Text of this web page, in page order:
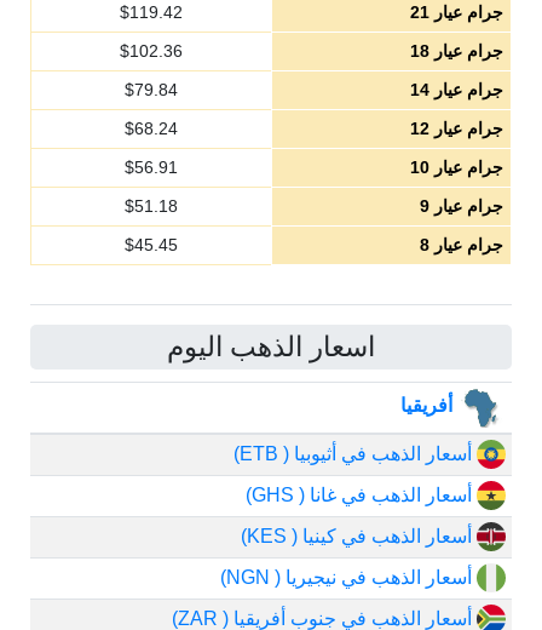
جرام عيار 21
$119.42
جرام عيار 18
$102.36
جرام عيار 14
$79.84
جرام عيار 12
$68.24
جرام عيار 10
$56.91
جرام عيار 9
$51.18
جرام عيار 8
$45.45
اسعار الذهب اليوم
أفريقيا
أسعار الذهب في أثيوبيا ( ETB)
أسعار الذهب في غانا ( GHS)
أسعار الذهب في كينيا ( KES)
أسعار الذهب في نيجيريا ( NGN)
أسعار الذهب في جنوب أفريقيا ( ZAR)